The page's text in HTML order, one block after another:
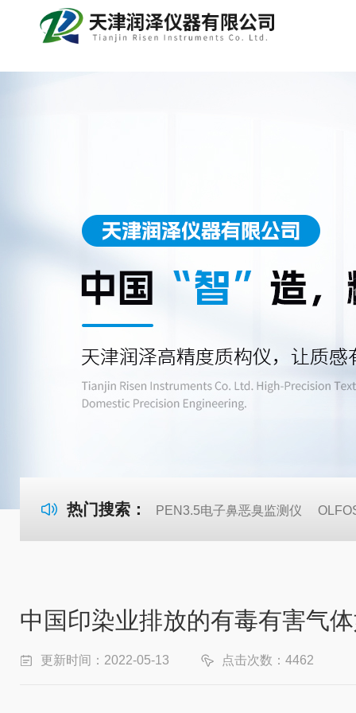
热门搜索： PEN3.5电子鼻恶臭监测仪
中国印染业排放的有毒有害气
更新时间：2022-05-13 点击次数：4462